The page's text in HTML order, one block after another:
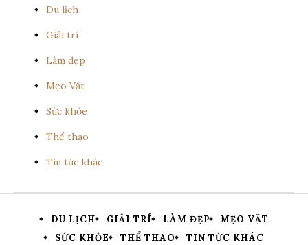
Du lịch
Giải trí
Làm đẹp
Mẹo Vặt
Sức khỏe
Thể thao
Tin tức khác
DU LỊCH GIẢI TRÍ LÀM ĐẸP
MẸO VẶT
SỨC KHỎE
THỂ THAO TIN TỨC KHÁC